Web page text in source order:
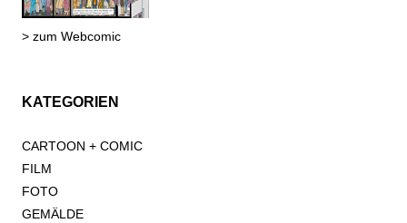
> zum Webcomic
KATEGORIEN
CARTOON + COMIC
FILM
FOTO
GEMÄLDE